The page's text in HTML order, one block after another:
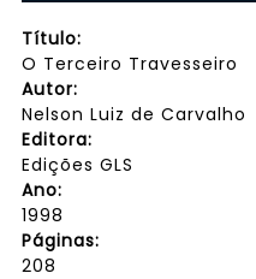
Título:
O Terceiro Travesseiro
Autor:
Nelson Luiz de Carvalho
Editora:
Edições GLS
Ano:
1998
Páginas:
208